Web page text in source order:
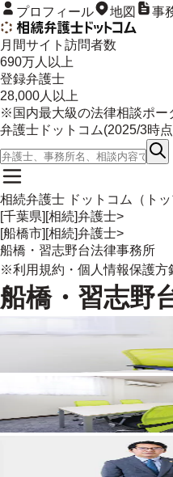
プロフィール 地図 事
月間サイト訪問者数
690万人以上
登録弁護士
28,000人以上
※国内最大級の法律相談ポー
弁護士ドットコム(2025/3時
相続弁護士 ドットコム（トッ
[千葉県][相続]弁護士>
[船橋市][相続]弁護士>
船橋・習志野台法律事務所
※利用規約 ・ 個人情報保護方
船橋・習志野